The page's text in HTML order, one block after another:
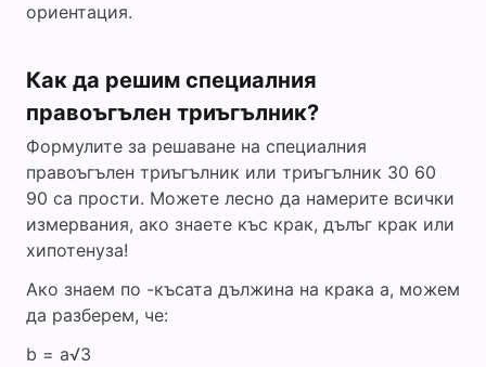
ориентация.
Как да решим специалния
правоъгълен триъгълник?
Формулите за решаване на специалния
правоъгълен триъгълник или триъгълник 30 60
90 са прости. Можете лесно да намерите всички
измервания, ако знаете къс крак, дълъг крак или
хипотенуза!
Ако знаем по -късата дължина на крака a, можем
да разберем, че:
b = a√3